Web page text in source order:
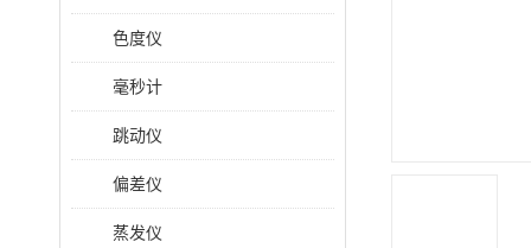
色度仪
毫秒计
跳动仪
偏差仪
蒸发仪